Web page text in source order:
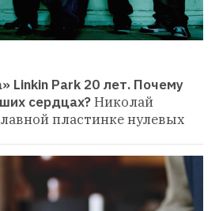
Linkin Park 20 лет. Почему
сердцах?Николай
пластинке нулевых